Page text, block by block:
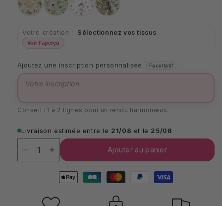
Jungle Kawai DanseusePtiwi
Votre création : Sélectionnez vos tissus
Voir l’aperçu
Ajoutez une inscription personnalisée Facultatif
Conseil : 1 à 2 lignes pour un rendu harmonieux.
Livraison estimée entre le 21/08 et le 25/08
Réduire
la
Augmenter
la
quantité
de
Sac
Ajouter au panier
Moyens
de
paiement